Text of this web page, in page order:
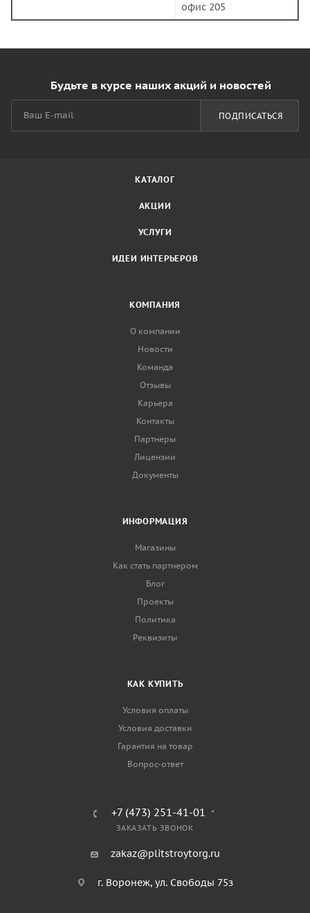
офис 205
Будьте в курсе наших акций и новостей
ПОДПИСАТЬСЯ
КАТАЛОГ
АКЦИИ
УСЛУГИ
ИДЕИ ИНТЕРЬЕРОВ
КОМПАНИЯ
О компании
Новости
Команда
Отзывы
Карьера
Контакты
Партнеры
Лицензии
Документы
ИНФОРМАЦИЯ
Магазины
Как стать партнером
Блог
Проекты
Политика
Реквизиты
КАК КУПИТЬ
Условия оплаты
Условия доставки
Гарантия на товар
Вопрос-ответ
+7 (473) 251-41-01
ЗАКАЗАТЬ ЗВОНОК
zakaz@plitstroytorg.ru
г. Воронеж, ул. Свободы 75з